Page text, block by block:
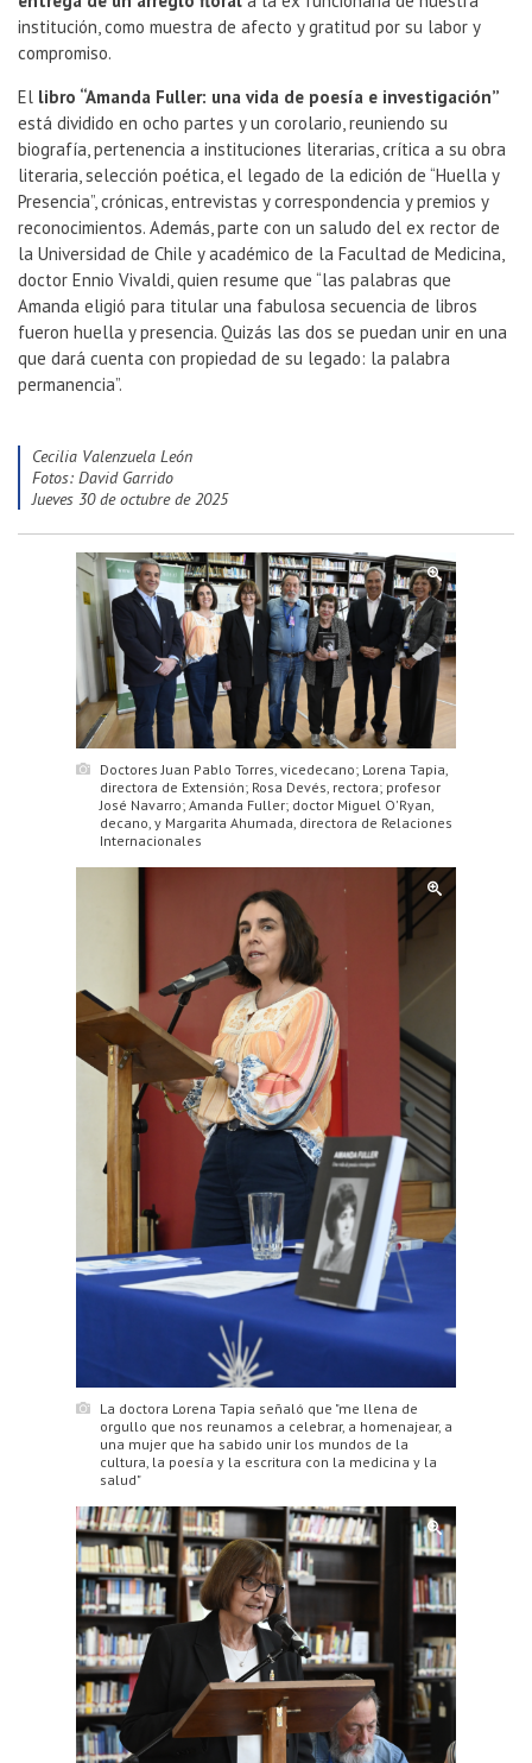
Doctores Juan Pablo Torres, vicedecano; Lorena Tapia,
directora de Extensión; Rosa Devés, rectora; profesor
José Navarro; Amanda Fuller; doctor Miguel O'Ryan,
decano, y Margarita Ahumada, directora de Relaciones
Internacionales
La doctora Lorena Tapia señaló que "me llena de
orgullo que nos reunamos a celebrar, a homenajear, a
una mujer que ha sabido unir los mundos de la
cultura, la poesía y la escritura con la medicina y la
salud"
institución, como muestra de afecto y gratitud por su labor y
compromiso.
El libro “Amanda Fuller: una vida de poesía e investigación”
está dividido en ocho partes y un corolario, reuniendo su
biografía, pertenencia a instituciones literarias, crítica a su obra
literaria, selección poética, el legado de la edición de “Huella y
Presencia”, crónicas, entrevistas y correspondencia y premios y
reconocimientos. Además, parte con un saludo del ex rector de
la Universidad de Chile y académico de la Facultad de Medicina,
doctor Ennio Vivaldi, quien resume que “las palabras que
Amanda eligió para titular una fabulosa secuencia de libros
fueron huella y presencia. Quizás las dos se puedan unir en una
que dará cuenta con propiedad de su legado: la palabra
permanencia”.
Cecilia Valenzuela León
Fotos: David Garrido
jueves 30 de octubre de 2025